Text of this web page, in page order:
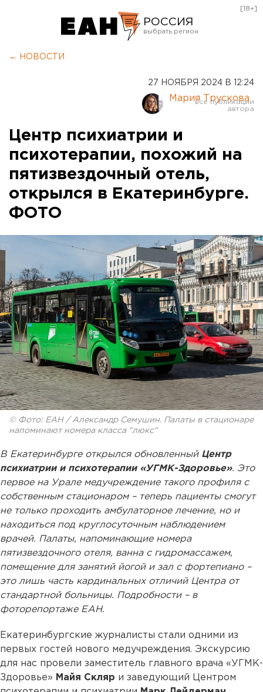
РОССИЯ
Курган
Оренбург
[18+]
← НОВОСТИ
27 НОЯБРЯ 2024 В 12:24
Мария Трускова
Центр психиатрии и
психотерапии, похожий на
пятизвездочный отель,
открылся в Екатеринбурге.
ФОТО
© Фото: ЕАН / Александр Семушин. Палаты в стационаре
напоминают номера класса "люкс"
В Екатеринбурге открылся обновленный Центр
психиатрии и психотерапии «УГМК-Здоровье». Это
первое на Урале медучреждение такого профиля с
собственным стационаром – теперь пациенты смогут
не только проходить амбулаторное лечение, но и
находиться под круглосуточным наблюдением
врачей. Палаты, напоминающие номера
пятизвездочного отеля, ванна с гидромассажем,
помещение для занятий йогой и зал с фортепиано –
это лишь часть кардинальных отличий Центра от
стандартной больницы. Подробности – в
фоторепортаже ЕАН.
Екатеринбургские журналисты стали одними из
первых гостей нового медучреждения. Экскурсию
для нас провели заместитель главного врача «УГМК-
Здоровье» Майя Скляр и заведующий Центром